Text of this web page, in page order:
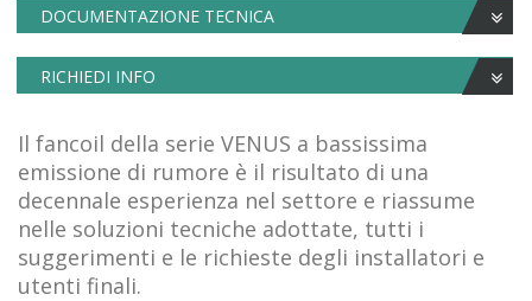
DOCUMENTAZIONE TECNICA
RICHIEDI INFO
Il fancoil della serie VENUS a bassissima
emissione di rumore è il risultato di una
decennale esperienza nel settore e riassume
nelle soluzioni tecniche adottate, tutti i
suggerimenti e le richieste degli installatori e
utenti finali.